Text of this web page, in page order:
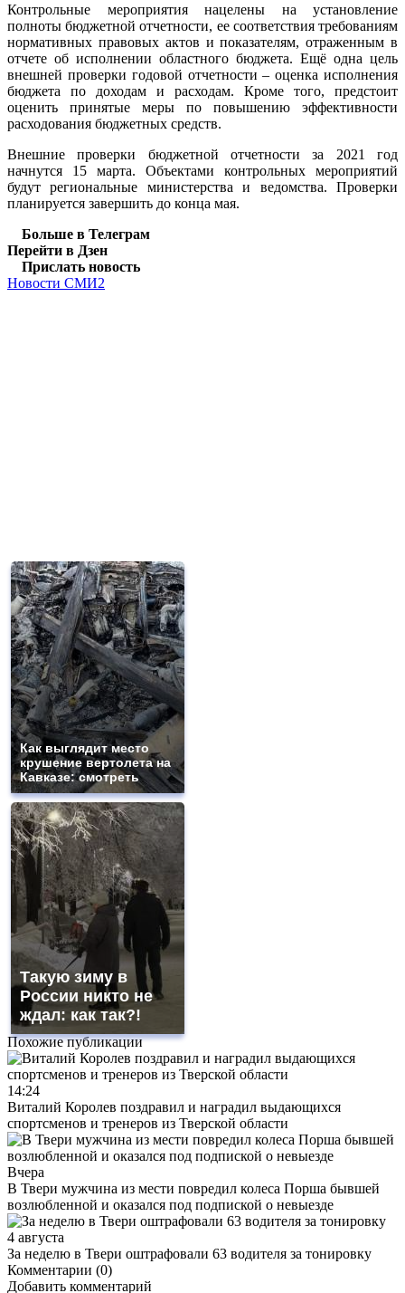
Контрольные мероприятия нацелены на установление
полноты бюджетной отчетности, ее соответствия требованиям
нормативных правовых актов и показателям, отраженным в
отчете об исполнении областного бюджета. Ещё одна цель
внешней проверки годовой отчетности – оценка исполнения
бюджета по доходам и расходам. Кроме того, предстоит
оценить принятые меры по повышению эффективности
расходования бюджетных средств.
Внешние проверки бюджетной отчетности за 2021 год
начнутся 15 марта. Объектами контрольных мероприятий
будут региональные министерства и ведомства. Проверки
планируется завершить до конца мая.
Больше в Телеграм
Перейти в Дзен
Прислать новость
Новости СМИ2
Как выглядит место
крушение вертолета на
Кавказе: смотреть
Такую зиму в
России никто не
ждал: как так?!
Похожие публикации
14:24
Виталий Королев поздравил и наградил выдающихся
спортсменов и тренеров из Тверской области
Вчера
В Твери мужчина из мести повредил колеса Порша бывшей
возлюбленной и оказался под подпиской о невыезде
4 августа
За неделю в Твери оштрафовали 63 водителя за тонировку
Комментарии (0)
Добавить комментарий